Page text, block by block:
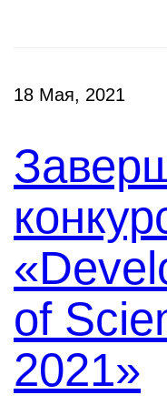
18 Мая, 2021
of
2021»